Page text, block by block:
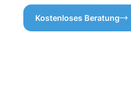
Kostenloses Beratung